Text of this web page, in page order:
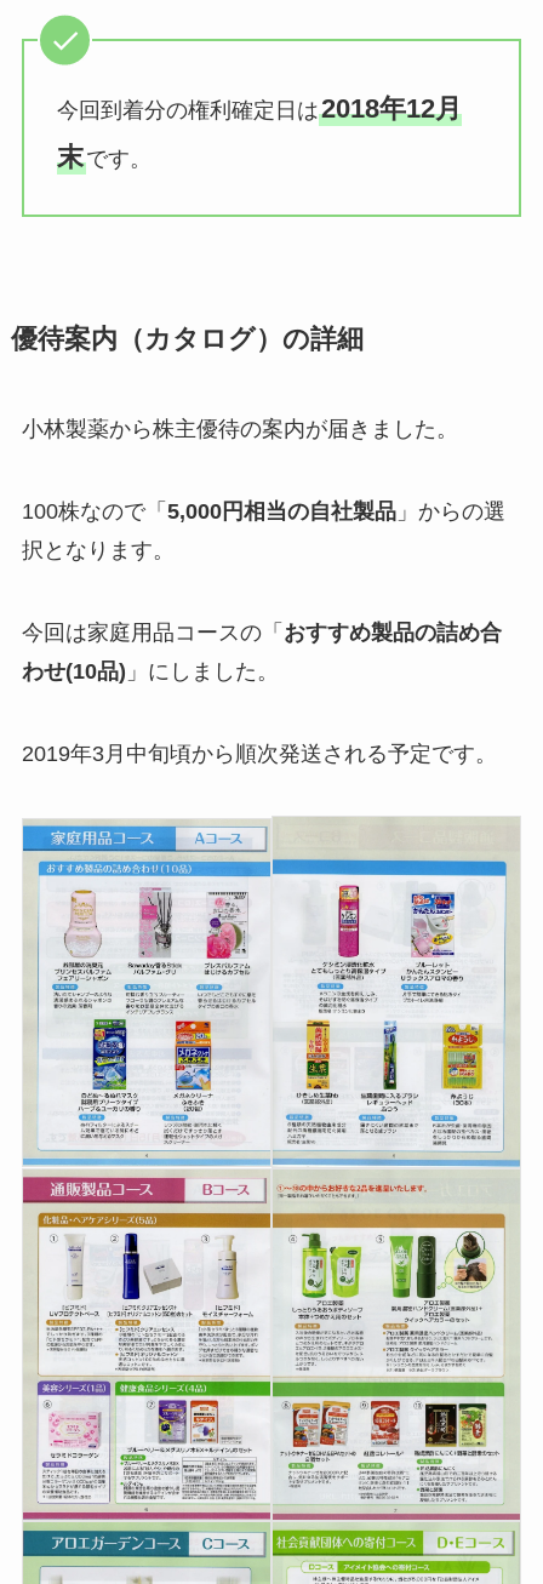
今回到着分の権利確定日は2018年12月
末です。
優待案内（カタログ）の詳細
小林製薬から株主優待の案内が届きました。
100株なので「 5,000円相当の自社製品」からの選
択となります。
今回は家庭用品コースの「 おすすめ製品の詰め合
わせ(10品) 」にしました。
2019年3月中旬頃から順次発送される予定です。